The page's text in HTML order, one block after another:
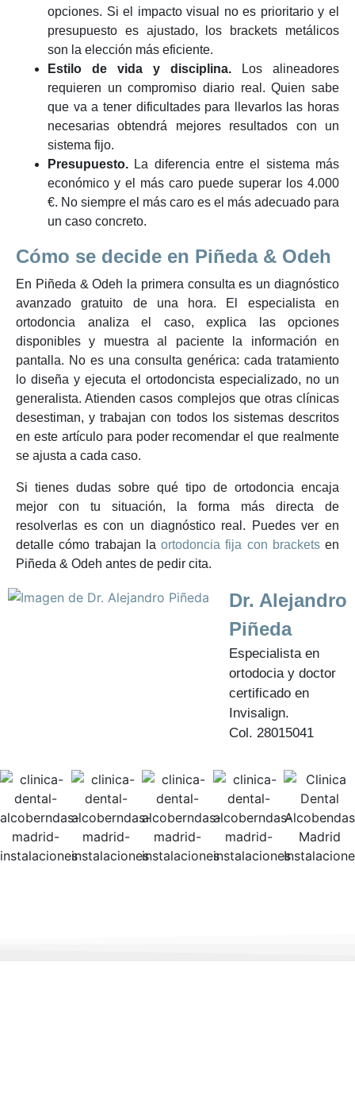
opciones. Si el impacto visual no es prioritario y el
presupuesto es ajustado, los brackets metálicos
son la elección más eficiente.
Estilo de vida y disciplina. Los alineadores
requieren un compromiso diario real. Quien sabe
que va a tener dificultades para llevarlos las horas
necesarias obtendrá mejores resultados con un
sistema fijo.
Presupuesto. La diferencia entre el sistema más
económico y el más caro puede superar los 4.000
€. No siempre el más caro es el más adecuado para
un caso concreto.
Cómo se decide en Piñeda & Odeh
En Piñeda & Odeh la primera consulta es un diagnóstico
avanzado gratuito de una hora. El especialista en
ortodoncia analiza el caso, explica las opciones
disponibles y muestra al paciente la información en
pantalla. No es una consulta genérica: cada tratamiento
lo diseña y ejecuta el ortodoncista especializado, no un
generalista. Atienden casos complejos que otras clínicas
desestiman, y trabajan con todos los sistemas descritos
en este artículo para poder recomendar el que realmente
se ajusta a cada caso.
Si tienes dudas sobre qué tipo de ortodoncia encaja
mejor con tu situación, la forma más directa de
resolverlas es con un diagnóstico real. Puedes ver en
detalle cómo trabajan la ortodoncia fija con bracketsen
Piñeda & Odeh antes de pedir cita.
Dr. Alejandro
Piñeda
Especialista en
ortodocia y doctor
certificado en
Invisalign.
Col. 28015041